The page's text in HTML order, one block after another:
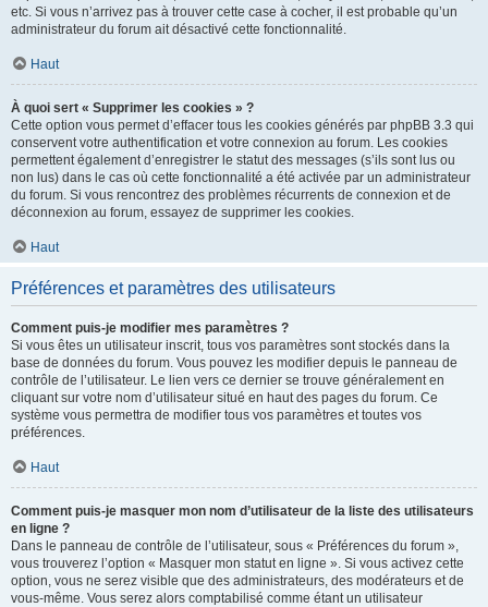
etc. Si vous n’arrivez pas à trouver cette case à cocher, il est probable qu’un
administrateur du forum ait désactivé cette fonctionnalité.
Haut
À quoi sert « Supprimer les cookies » ?
Cette option vous permet d’effacer tous les cookies générés par phpBB 3.3 qui
conservent votre authentification et votre connexion au forum. Les cookies
permettent également d’enregistrer le statut des messages (s’ils sont lus ou
non lus) dans le cas où cette fonctionnalité a été activée par un administrateur
du forum. Si vous rencontrez des problèmes récurrents de connexion et de
déconnexion au forum, essayez de supprimer les cookies.
Haut
Préférences et paramètres des utilisateurs
Comment puis-je modifier mes paramètres ?
Si vous êtes un utilisateur inscrit, tous vos paramètres sont stockés dans la
base de données du forum. Vous pouvez les modifier depuis le panneau de
contrôle de l’utilisateur. Le lien vers ce dernier se trouve généralement en
cliquant sur votre nom d’utilisateur situé en haut des pages du forum. Ce
système vous permettra de modifier tous vos paramètres et toutes vos
préférences.
Haut
Comment puis-je masquer mon nom d’utilisateur de la liste des utilisateurs
en ligne ?
Dans le panneau de contrôle de l’utilisateur, sous « Préférences du forum »,
vous trouverez l’option « Masquer mon statut en ligne ». Si vous activez cette
option, vous ne serez visible que des administrateurs, des modérateurs et de
vous-même. Vous serez alors comptabilisé comme étant un utilisateur